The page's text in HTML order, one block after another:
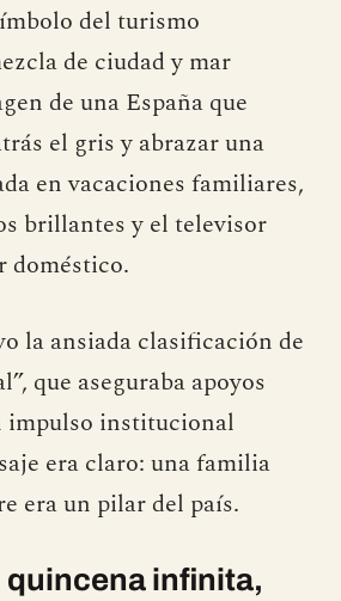
del turismo
de ciudad y mar
de una España que
el gris y abrazar una
en vacaciones familiares,
brillantes y el televisor
doméstico.
la ansiada clasificación de
que aseguraba apoyos
impulso institucional
era claro: una familia
era un pilar del país.
infinita,